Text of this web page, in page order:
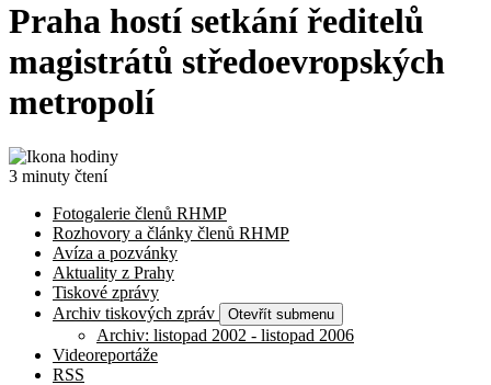
Praha hostí setkání ředitelů
magistrátů středoevropských
metropolí
3 minuty čtení
Fotogalerie členů RHMP
Rozhovory a články členů RHMP
Avíza a pozvánky
Aktuality z Prahy
Tiskové zprávy
Archiv tiskových zpráv
Otevřít submenu
Archiv: listopad 2002 - listopad 2006
Videoreportáže
RSS